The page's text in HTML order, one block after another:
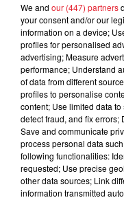
Des
We and our (447) partners
your consent and/or our
information on a device;
profiles for personalised
advertising; Measure
performance; Understand
of data from different
profiles to personalise
content; Use limited data
detect fraud, and fix
Save and communicate
process personal data
following functionalities:
requested; Use precise
other data sources; Link
information transmitted